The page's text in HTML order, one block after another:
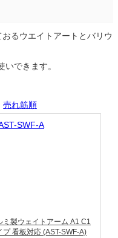
るウエイトアートとバリウ
できます。
売れ筋順
ミ製ウェイトアーム A1 C1
プ 看板対応 (AST-SWF-A)